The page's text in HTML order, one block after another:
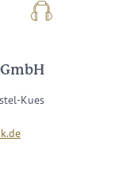
Podcast
Kues